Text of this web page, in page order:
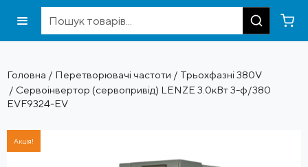
Головна / Перетворювачі частоти / Трьохфазні 380V
/ Сервоінвертор (сервопривід) LENZE 3.0кВт 3-ф/380
EVF9324-EV
Акція!